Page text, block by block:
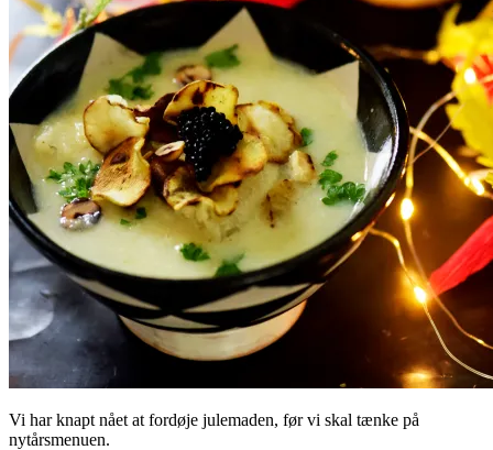
Vi har knapt nået at fordøje julemaden, før vi skal tænke på
nytårsmenuen.